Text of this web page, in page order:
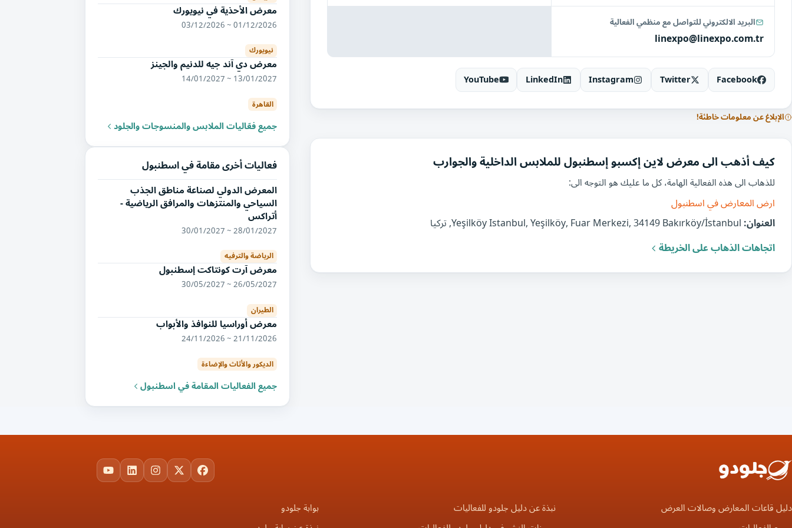
البريد الالكتروني للتواصل مع منظمي الفعالية
linexpo@linexpo.com.tr
Facebook
Twitter
Instagram
LinkedIn
YouTube
الإبلاغ عن معلومات خاطئة!
كيف أذهب الى معرض لاين إكسبو إسطنبول للملابس الداخلية والجوارب
للذهاب الى هذه الفعالية الهامة، كل ما عليك هو التوجه الى:
ارض المعارض في اسطنبول
العنوان:
اتجاهات الذهاب على الخريطة
معرض الأحذية في نيويورك
01/12/2026 ~ 03/12/2026
نيويورك
معرض دي آند جيه للدنيم والجينز
13/01/2027 ~ 14/01/2027
القاهرة
جميع فعّاليات الملابس والمنسوجات والجلود
فعاليات أخرى مقامة في اسطنبول
المعرض الدولي لصناعة مناطق الجذب
السياحي والمنتزهات والمرافق الرياضية -
أتراكس
28/01/2027 ~ 30/01/2027
الرياضة والترفيه
معرض آرت كونتاكت إسطنبول
26/05/2027 ~ 30/05/2027
الطيران
معرض أوراسيا للنوافذ والأبواب
21/11/2026 ~ 24/11/2026
الديكور والأثاث والإضاءة
جميع الفعاليات المقامة في اسطنبول
Facebook
X
Instagram
LinkedIn
YouTube
دليل قاعات المعارض وصالات العرض
نبذة عن دليل جلودو للفعاليات
بوابة جلودو